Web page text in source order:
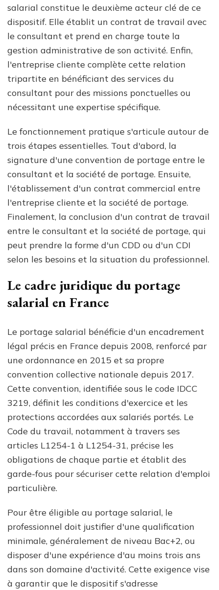
salarial constitue le deuxième acteur clé de ce
dispositif. Elle établit un contrat de travail avec
le consultant et prend en charge toute la
gestion administrative de son activité. Enfin,
l'entreprise cliente complète cette relation
tripartite en bénéficiant des services du
consultant pour des missions ponctuelles ou
nécessitant une expertise spécifique.
Le fonctionnement pratique s'articule autour de
trois étapes essentielles. Tout d'abord, la
signature d'une convention de portage entre le
consultant et la société de portage. Ensuite,
l'établissement d'un contrat commercial entre
l'entreprise cliente et la société de portage.
Finalement, la conclusion d'un contrat de travail
entre le consultant et la société de portage, qui
peut prendre la forme d'un CDD ou d'un CDI
selon les besoins et la situation du professionnel.
Le cadre juridique du portage
salarial en France
Le portage salarial bénéficie d'un encadrement
légal précis en France depuis 2008, renforcé par
une ordonnance en 2015 et sa propre
convention collective nationale depuis 2017.
Cette convention, identifiée sous le code IDCC
3219, définit les conditions d'exercice et les
protections accordées aux salariés portés. Le
Code du travail, notamment à travers ses
articles L1254-1 à L1254-31, précise les
obligations de chaque partie et établit des
garde-fous pour sécuriser cette relation d'emploi
particulière.
Pour être éligible au portage salarial, le
professionnel doit justifier d'une qualification
minimale, généralement de niveau Bac+2, ou
disposer d'une expérience d'au moins trois ans
dans son domaine d'activité. Cette exigence vise
à garantir que le dispositif s'adresse